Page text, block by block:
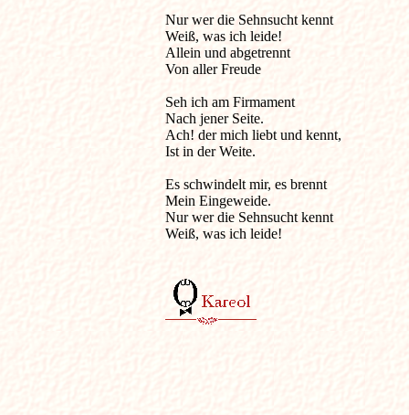
Nur wer die
Weiß, was ich leide!
Allein und abgetrennt
Von aller Freude
Seh ich am Firmament
Nach jener Seite.
Ach! der mich liebt und kennt,
Ist in der Weite.
Es schwindelt mir, es brennt
Mein Eingeweide.
Nur wer die Sehnsucht kennt
Weiß, was ich leide!